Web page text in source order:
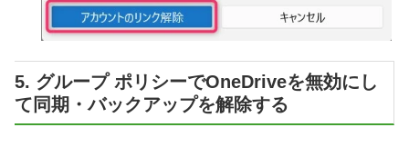
5. グループ ポリシーでOneDriveを無効にし
て同期・バックアップを解除する